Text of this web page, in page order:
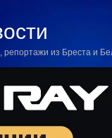
из Бреста и